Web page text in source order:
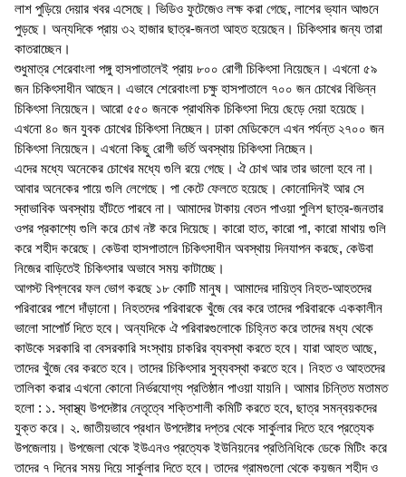
লাশ পুড়িয়ে দেয়ার খবর এসেছে। ভিডিও ফুটেজেও লক্ষ করা গেছে, লাশের ভ্যান আগুনে
পুড়ছে। অন্যদিকে প্রায় ৩২ হাজার ছাত্র-জনতা আহত হয়েছেন। চিকিৎসার জন্য তারা
কাতরাচ্ছেন।
শুধুমাত্র শেরেবাংলা পঙ্গু হাসপাতালেই প্রায় ৮০০ রোগী চিকিৎসা নিয়েছেন। এখনো ৫৯
জন চিকিৎসাধীন আছেন। এভাবে শেরেবাংলা চক্ষু হাসপাতালে ৭০০ জন চোখের বিভিন্ন
চিকিৎসা নিয়েছেন। আরো ৫৫০ জনকে প্রাথমিক চিকিৎসা দিয়ে ছেড়ে দেয়া হয়েছে।
এখনো ৪০ জন যুবক চোখের চিকিৎসা নিচ্ছেন। ঢাকা মেডিকেলে এখন পর্যন্ত ২৭০০ জন
চিকিৎসা নিয়েছেন। এখনো কিছু রোগী ভর্তি অবস্থায় চিকিৎসা নিচ্ছেন।
এদের মধ্যে অনেকের চোখের মধ্যে গুলি রয়ে গেছে। ঐ চোখ আর তার ভালো হবে না।
আবার অনেকের পায়ে গুলি লেগেছে। পা কেটে ফেলতে হয়েছে। কোনোদিনই আর সে
স্বাভাবিক অবস্থায় হাঁটতে পারবে না। আমাদের টাকায় বেতন পাওয়া পুলিশ ছাত্র-জনতার
ওপর প্রকাশ্যে গুলি করে চোখ নষ্ট করে দিয়েছে। কারো হাত, কারো পা, কারো মাথায় গুলি
করে শহীদ করেছে। কেউবা হাসপাতালে চিকিৎসাধীন অবস্থায় দিনযাপন করছে, কেউবা
নিজের বাড়িতেই চিকিৎসার অভাবে সময় কাটাচ্ছে।
আগস্ট বিপ্লবের ফল ভোগ করছে ১৮ কোটি মানুষ। আমাদের দায়িত্ব নিহত-আহতদের
পরিবারের পাশে দাঁড়ানো। নিহতদের পরিবারকে খুঁজে বের করে তাদের পরিবারকে এককালীন
ভালো সাপোর্ট দিতে হবে। অন্যদিকে ঐ পরিবারগুলোকে চিহ্নিত করে তাদের মধ্য থেকে
কাউকে সরকারি বা বেসরকারি সংস্থায় চাকরির ব্যবস্থা করতে হবে। যারা আহত আছে,
তাদের খুঁজে বের করতে হবে। তাদের চিকিৎসার সুব্যবস্থা করতে হবে। নিহত ও আহতদের
তালিকা করার এখনো কোনো নির্ভরযোগ্য প্রতিষ্ঠান পাওয়া যায়নি। আমার চিন্তিত মতামত
হলো : ১. স্বাস্থ্য উপদেষ্টার নেতৃত্বে শক্তিশালী কমিটি করতে হবে, ছাত্র সমন্বয়কদের
যুক্ত করে। ২. জাতীয়ভাবে প্রধান উপদেষ্টার দপ্তর থেকে সার্কুলার দিতে হবে প্রত্যেক
উপজেলায়। উপজেলা থেকে ইউএনও প্রত্যেক ইউনিয়নের প্রতিনিধিকে ডেকে মিটিং করে
তাদের ৭ দিনের সময় দিয়ে সার্কুলার দিতে হবে। তাদের গ্রামগুলো থেকে কয়জন শহীদ ও